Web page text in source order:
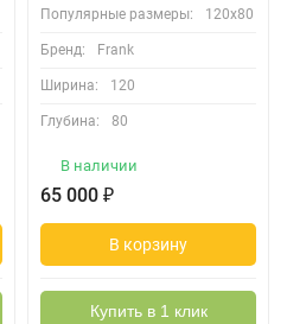
Популярные размеры: 120х80
Бренд: Frank
Ширина: 120
Глубина: 80
В наличии
65 000 ₽
В корзину
Купить в 1 клик